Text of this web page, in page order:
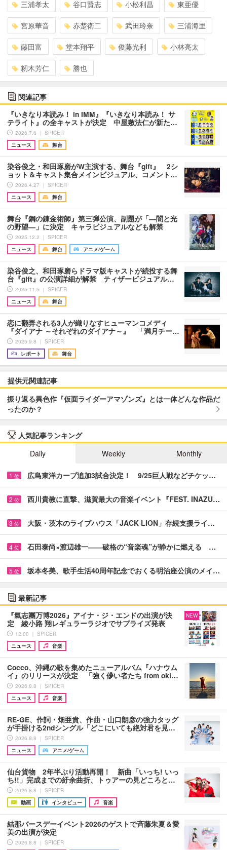
三浦孝太 谷口賢志 小松利昌 東亜優
宮原華音 赤楚衛二 武田玲奈 三浦海里
藤田富 堂本翔平 俊藤光利 小林亮太
籾木芳仁 勝也
関連記事
『いきなり本読み！ in IMM』『いきなり本読み！ サ
テライト』の全キャストが決定 中屋敷法仁が新た…
2026.7.6 ｜ SPICER
ニュース
舞台
染谷俊之・和田琢磨がW主演する、舞台『gift』 2シ
ョット＆キャスト集合メインビジュアル、コメント…
2026.4.27 ｜ SPICER
ニュース
舞台
舞台『鋼の錬金術師』第三弾公演、副題が「―闇と光
の野望―」に決定 キャラビジュアルなども解禁
2025.12.2 ｜ SPICER
ニュース
舞台 アニメ/ゲーム
染谷俊之、和田琢磨らドラマ版キャストが続投する舞
台『gift』の公演詳細が解禁 ティザービジュアル…
2025.11.5 ｜ SPICER
ニュース
舞台
恋に翻弄される3人が織りなすヒューマンコメディ
『ダイアナ ～それぞれのダイアナ～』 「満月チー…
2025.9.8 ｜ SPICER
レポート
舞台
提供元関連記事
振り返る異色作『仮面ライダーアマゾンズ』とは一体どんな作品だ
ったのか？
人気記事ランキング
Daily
Weekly Monthly
1 位 広島東洋カープ追加3試合決定！ 9/25巨人戦などチケッ…
2 位 西川貴教に直撃、滋賀最大の音楽イベント『FEST. INAZU…
3 位 大阪・茨木のライブハウス「JACK LION」存続支援ライ…
4 位 石田泰尚×渡辺雄一――破格の“音楽魂”が静かに燃える …
5 位 坂本冬美、歌手生活40周年記念でおくる明治座公演のメイ…
最新記事
『氣志團万博2026』アイナ・ジ・エンドの出演が決
定 綾小路 翔レギュラーラジオでサプライズ発表
12:00 ｜ SPICER
ニュース
音楽
NEW
Cocco、沖縄の歌を集めたニューアルバム『ハナウム
イ』のリリースが決定 「強く儚い者たち from oki…
2026.8.8 ｜ SPICER
ニュース
音楽
RE-GE、作詞・畑亜貴、作曲・山口朗彦の強力タッグ
が手掛ける2ndシングル「どこにいても絶対君を見…
2026.8.8 ｜ SPICER
ニュース
アニメ/ゲーム
仙台貨物 2年半ぶり活動再開！ 新曲「いっち! いっ
ち!!」完成までの紆余曲折、トゥアーの見どころと…
2026.8.8 ｜ SPICER
動画
インタビュー 音楽
結那バースデーイベント2026のゲストで斉藤朱夏＆愛
美の出演が決定
2026.8.8 ｜ SPICER